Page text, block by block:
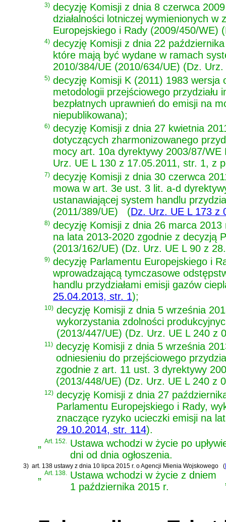
3) decyzję Komisji z dnia 8 czerwca
działalności lotniczej wymienionych
Europejskiego i Rady (2009/450/WE)
4) decyzję Komisji z dnia 22
które mają być wydane w ramach
2010/384/UE (2010/634/UE) (Dz.
5) decyzję Komisji K (2011) 1983
metodologii przejściowego
bezpłatnych uprawnień do emisji na
niepublikowana);
6) decyzję Komisji z dnia 27 kwietnia
dotyczących zharmonizowanego
mocy art. 10a dyrektywy 2003/87/
Urz. UE L 130 z 17.05.2011, str. 1, z
7) decyzję Komisji z dnia 30 czerwca
mowa w art. 3e ust. 3 lit. a-d
ustanawiającej system handlu
(2011/389/UE)
(Dz. Urz. UE L 173 z
8) decyzję Komisji z dnia 26 marca
na lata 2013-2020 zgodnie z decyzją
(2013/162/UE) (Dz. Urz. UE L 90 z
9) decyzję Parlamentu Europejskiego i
wprowadzającą tymczasowe
handlu przydziałami emisji gazów
25.04.2013, str. 1);
10) decyzję Komisji z dnia 5 września
wykorzystania zdolności
(2013/447/UE) (Dz. Urz. UE L 240 z
11) decyzję Komisji z dnia 5 września
odniesieniu do przejściowego
zgodnie z art. 11 ust. 3 dyrektywy
(2013/448/UE) (Dz. Urz. UE L 240 z
12) decyzję Komisji z dnia 27
Parlamentu Europejskiego i Rady,
znaczące ryzyko ucieczki emisji na
29.10.2014, str. 114).
„ Art. 152.
Ustawa wchodzi w życie po
dni od dnia ogłoszenia.
3) art. 138 ustawy z dnia 10 lipca 2015 r. o Agencji Mienia Wojskowego (
„ Art. 138. Ustawa wchodzi w życie z dniem
1 października 2015 r.